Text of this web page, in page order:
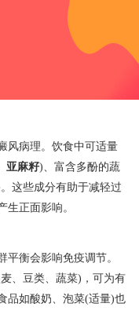
病理。饮食中可适量
亚麻籽)、富含多酚的蔬
这些成分有助于减轻过
生正面影响。
衡会影响免疫调节。
、豆类、蔬菜)，可为有
品如酸奶、泡菜(适量)也